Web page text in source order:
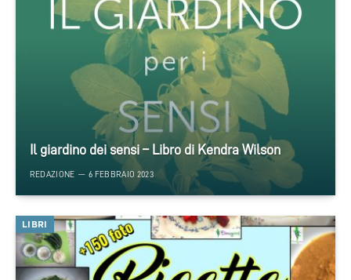
Il giardino dei sensi – Libro di Kendra Wilson
REDAZIONE 6 FEBBRAIO 2023
LIBRI